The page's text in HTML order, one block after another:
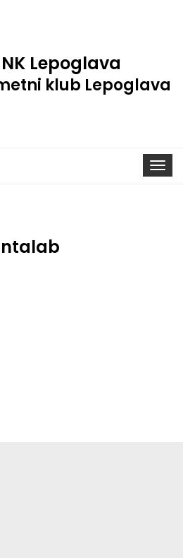
NK Lepoglava
klub Lepoglava
Toggle